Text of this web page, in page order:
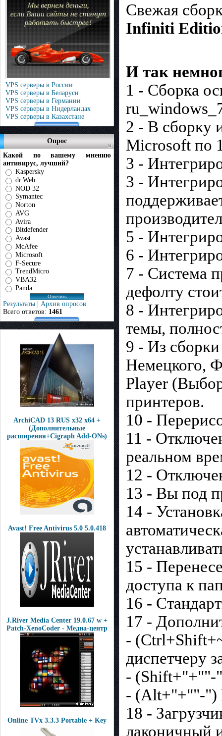
VPS серверы в России
VPS серверы в Беларуси
VPS серверы в Германии
VPS серверы в Нидерландах
VPS серверы в Казахстане
Опрос
Какой по вашему мнению
антивирус, лучший?
Kaspersky
dr.Web
NOD 32
Symantec
Norton
AVG
Avira
Bitdefender
Avast
McAfee
Microsoft
F-Secure
TrendMicro
VBA32
Panda
Результаты | Архив опросов
Всего ответов: 1461
ArchiCAD 13 RUS x32 x64 +
(Дополнительные
расширения+Cigraph Add-ONs)
Avast! Free Antivirus 5.0 5.0.418
J.River Media Center 19.0.67 w +
Patch-XenoCoder - Медиа-центр
Online TVx 3.3.3 Portable + Key
Свежая
Infiniti
И так
1 - Сборка
2 - В сборку
Microsoft по
3 -
3 -
5 -
6 -
7 - Система
дефолту
8 -
темы,
9 - Из
Немецкого,
Player
принтеров.
10 -
11 -
реальном
12 -
13 - Вы под
14 -
15 -
доступа к
16 -
17 -
-
диспетчеру
- (Shift+"+""-
- (Alt+"+""-")
18 -
лаконичный